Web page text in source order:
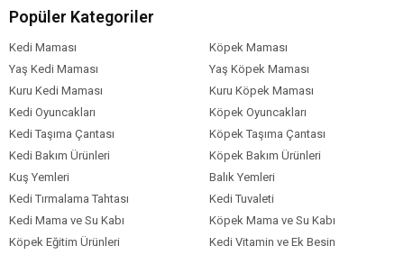
Popüler Kategoriler
Kedi Maması
Köpek Maması
Yaş Kedi Maması
Yaş Köpek Maması
Kuru Kedi Maması
Kuru Köpek Maması
Kedi Oyuncakları
Köpek Oyuncakları
Kedi Taşıma Çantası
Köpek Taşıma Çantası
Kedi Bakım Ürünleri
Köpek Bakım Ürünleri
Kuş Yemleri
Balık Yemleri
Kedi Tırmalama Tahtası
Kedi Tuvaleti
Kedi Mama ve Su Kabı
Köpek Mama ve Su Kabı
Köpek Eğitim Ürünleri
Kedi Vitamin ve Ek Besin